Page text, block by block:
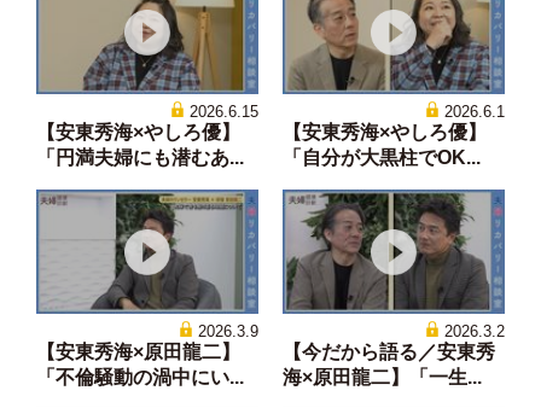
2026.6.15
【安東秀海×やしろ優】
「円満夫婦にも潜むあ...
2026.6.1
【安東秀海×やしろ優】
「自分が大黒柱でOK...
2026.3.9
【安東秀海×原田龍二】
「不倫騒動の渦中にい...
2026.3.2
【今だから語る／安東秀
海×原田龍二】「一生...